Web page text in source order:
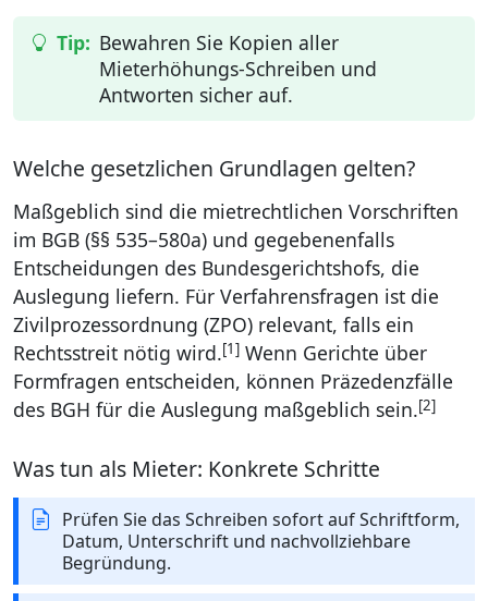
Bewahren Sie Kopien aller
Mieterhöhungs-Schreiben und
Antworten sicher auf.
Welche gesetzlichen Grundlagen gelten?
Maßgeblich sind die mietrechtlichen Vorschriften
im BGB (§§ 535–580a) und gegebenenfalls
Entscheidungen des Bundesgerichtshofs, die
Auslegung liefern. Für Verfahrensfragen ist die
Zivilprozessordnung (ZPO) relevant, falls ein
Rechtsstreit nötig wird.[1] Wenn Gerichte über
Formfragen entscheiden, können Präzedenzfälle
des BGH für die Auslegung maßgeblich sein.[2]
Was tun als Mieter: Konkrete Schritte
Prüfen Sie das Schreiben sofort auf Schriftform,
Datum, Unterschrift und nachvollziehbare
Begründung.